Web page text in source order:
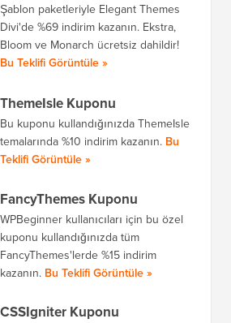
Şablon paketleriyle Elegant Themes
Divi'de %69 indirim kazanın. Ekstra,
Bloom ve Monarch ücretsiz dahildir!
Bu Teklifi Görüntüle »
ThemeIsle Kuponu
Bu kuponu kullandığınızda ThemeIsle
temalarında %10 indirim kazanın. Bu
Teklifi Görüntüle »
FancyThemes Kuponu
WPBeginner kullanıcıları için bu özel
kuponu kullandığınızda tüm
FancyThemes'lerde %15 indirim
kazanın. Bu Teklifi Görüntüle »
CSSIgniter Kuponu